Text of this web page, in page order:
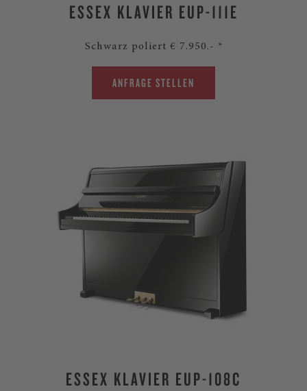
ESSEX KLAVIER EUP-111E
Schwarz poliert € 7.950.- *
ANFRAGE STELLEN
ESSEX KLAVIER EUP-108C